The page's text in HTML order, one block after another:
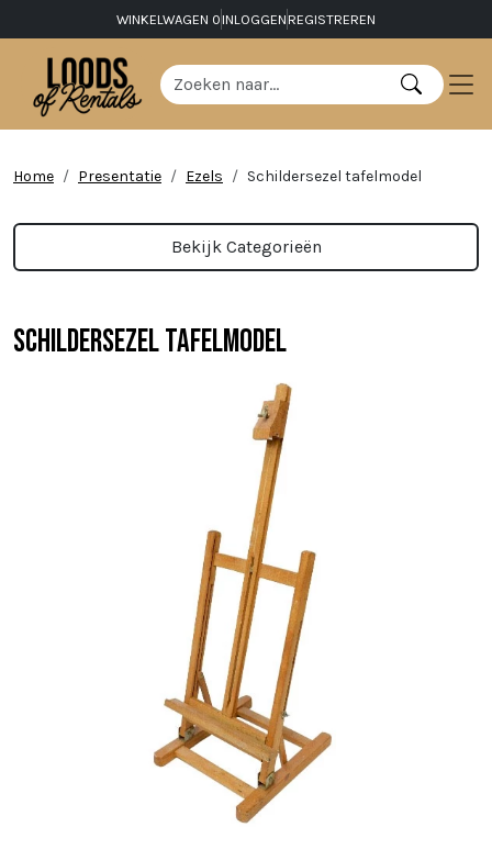
WINKELWAGEN 0 INLOGGEN REGISTREREN
Home Presentatie Ezels Schildersezel tafelmodel
Bekijk Categorieën
Schildersezel tafelmodel